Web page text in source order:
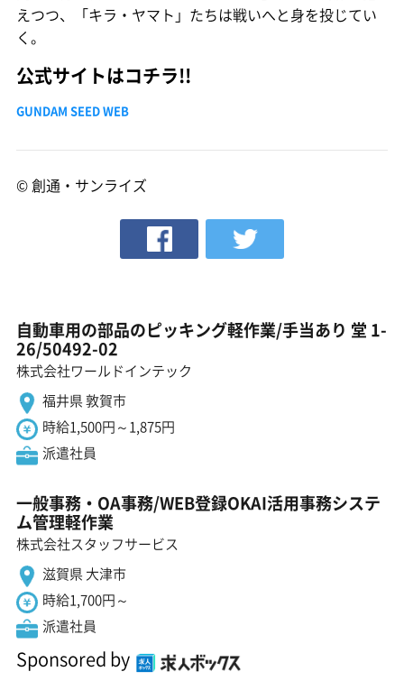
えつつ、「キラ・ヤマト」たちは戦いへと身を投じてい
く。
公式サイトはコチラ!!
GUNDAM SEED WEB
© 創通・サンライズ
自動車用の部品のピッキング軽作業/手当あり 堂 1-
26/50492-02
株式会社ワールドインテック
福井県 敦賀市
時給1,500円～1,875円
派遣社員
一般事務・OA事務/WEB登録OKAI活用事務システ
ム管理軽作業
株式会社スタッフサービス
滋賀県 大津市
時給1,700円～
派遣社員
Sponsored by